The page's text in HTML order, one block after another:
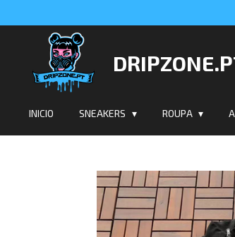
conteúdo
principal
INICIO SNEAKERS ROUPA